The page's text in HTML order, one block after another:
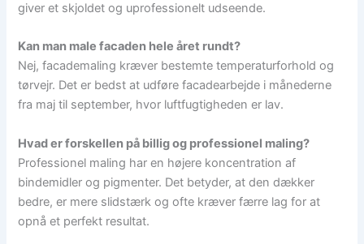
giver et skjoldet og uprofessionelt udseende.
Kan man male facaden hele året rundt?
Nej, facademaling kræver bestemte temperaturforhold og
tørvejr. Det er bedst at udføre facadearbejde i månederne
fra maj til september, hvor luftfugtigheden er lav.
Hvad er forskellen på billig og professionel maling?
Professionel maling har en højere koncentration af
bindemidler og pigmenter. Det betyder, at den dækker
bedre, er mere slidstærk og ofte kræver færre lag for at
opnå et perfekt resultat.